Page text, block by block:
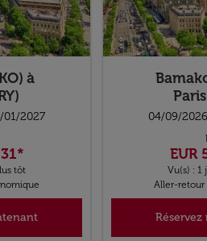
à
01/2027
*
tôt
04/09/
EUR
Vu(s) : 1
Aller-retour